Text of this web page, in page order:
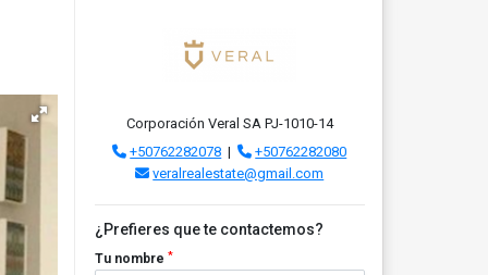
Corporación Veral SA PJ-1010-14
+50762282078 |
+50762282080
veralrealestate@gmail.com
¿Prefieres que te contactemos?
Tu nombre *